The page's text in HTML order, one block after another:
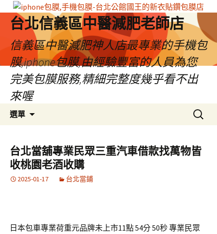
台北信義區中醫減肥老師店
信義區中醫減肥神人店最專業的手機包
膜,iphone包膜,由經驗豐富的人員為您
完美包膜服務,精細完整度幾乎看不出
來喔
選單
容
區
搜
尋
鍵
字:
台北當舖專業民眾三重汽車借款找萬物皆
收桃園老酒收購
2025-01-17 台北當鋪
日本包車專業荷重元品牌未上市11點 54分 50秒專業民眾